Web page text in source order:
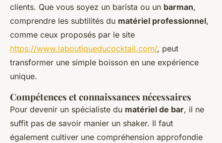
clients. Que vous soyez un barista ou un barman,
comprendre les subtilités du matériel professionnel,
comme ceux proposés par le site
https://www.laboutiqueducocktail.com/, peut
transformer une simple boisson en une expérience
unique.
Compétences et connaissances nécessaires
Pour devenir un spécialiste du matériel de bar, il ne
suffit pas de savoir manier un shaker. Il faut
également cultiver une compréhension approfondie